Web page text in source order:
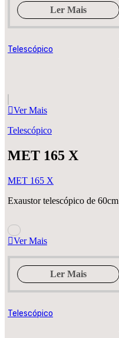
Ler Mais
Telescópico
Ver Mais
Telescópico
MET 165 X
MET 165 X
Exaustor telescópico de 60cm
Ver Mais
Ler Mais
Telescópico